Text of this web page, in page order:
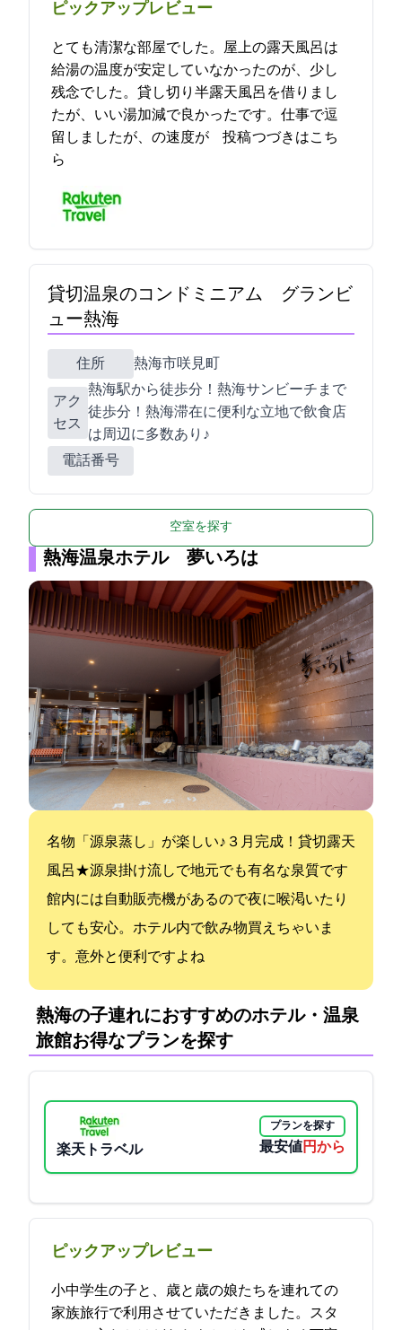
ピックアップレビュー
とても清潔な部屋でした。屋上の露天風呂は
給湯の温度が安定していなかったのが、少し
残念でした。貸し切り半露天風呂を借りまし
たが、いい湯加減で良かったです。仕事で逗
留しましたが、Wi-Fiの速度が… 2021-12-18 15:42:49投稿つづきはこち
ら
貸切温泉のコンドミニアム グランビ
ュー熱海
住所 熱海市咲見町8-9
アク
セス
熱海駅から徒歩7分！熱海サンビーチまで
徒歩3分！熱海滞在に便利な立地で飲食店
は周辺に多数あり♪
電話番号
空室を探す
熱海温泉ホテル 夢いろは
名物「源泉蒸し」が楽しい♪３月完成！貸切露天
風呂★源泉掛け流しで地元でも有名な泉質です
館内には自動販売機があるので夜に喉渇いたり
しても安心。ホテル内で飲み物買えちゃいま
す。意外と便利ですよね
熱海の子連れにおすすめのホテル・温泉
旅館:お得なプランを探す
楽天トラベル
プランを探す
最安値3350円から
ピックアップレビュー
小中学生の子と、1歳と3歳の娘たちを連れての
家族旅行で利用させていただきました。スタ